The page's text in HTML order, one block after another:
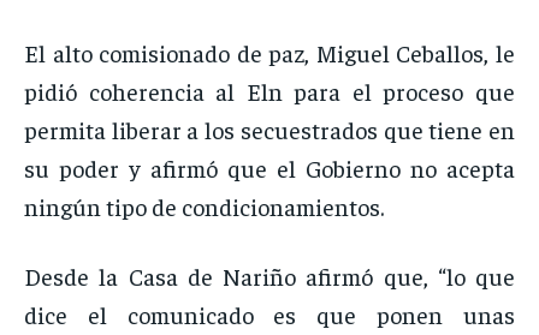
El alto comisionado de paz, Miguel Ceballos, le
pidió coherencia al Eln para el proceso que
permita liberar a los secuestrados que tiene en
su poder y afirmó que el Gobierno no acepta
ningún tipo de condicionamientos.
Desde la Casa de Nariño afirmó que, “lo que
dice el comunicado es que ponen unas